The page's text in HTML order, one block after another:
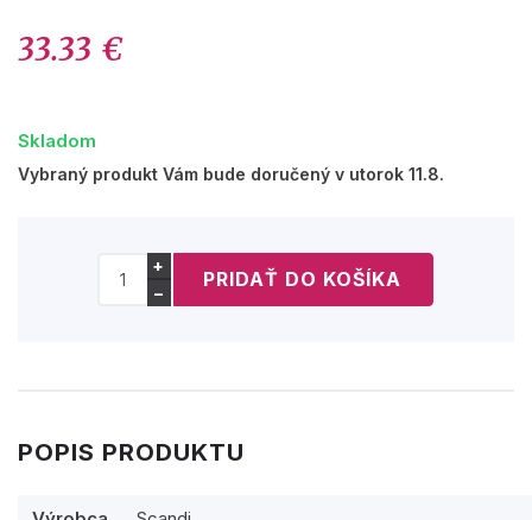
33.33 €
Skladom
Vybraný produkt Vám bude doručený v utorok 11.8.
+
−
POPIS PRODUKTU